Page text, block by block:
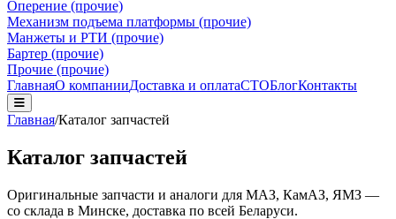
Оперение (прочие)
Механизм подъема платформы (прочие)
Манжеты и РТИ (прочие)
Бартер (прочие)
Прочие (прочие)
ГлавнаяО компанииДоставка и оплатаСТОБлогКонтакты
Главная/Каталог запчастей
Каталог запчастей
Оригинальные запчасти и аналоги для МАЗ, КамАЗ, ЯМЗ —
со склада в Минске, доставка по всей Беларуси.